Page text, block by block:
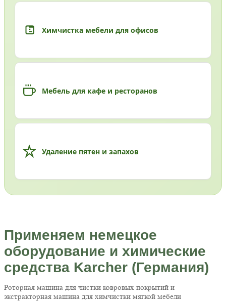
Химчистка мебели для офисов
Мебель для кафе и ресторанов
Удаление пятен и запахов
Применяем немецкое
оборудование и химические
средства Karcher (Германия)
Роторная машина для чистки ковровых покрытий и
экстракторная машина для химчистки мягкой мебели